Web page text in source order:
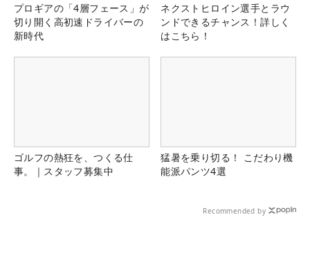
プロギアの「4層フェース」が
切り開く高初速ドライバーの
新時代
ネクストヒロイン選手とラウ
ンドできるチャンス！詳しく
はこちら！
ゴルフの熱狂を、つくる仕
事。｜スタッフ募集中
猛暑を乗り切る！ こだわり機
能派パンツ4選
Recommended by